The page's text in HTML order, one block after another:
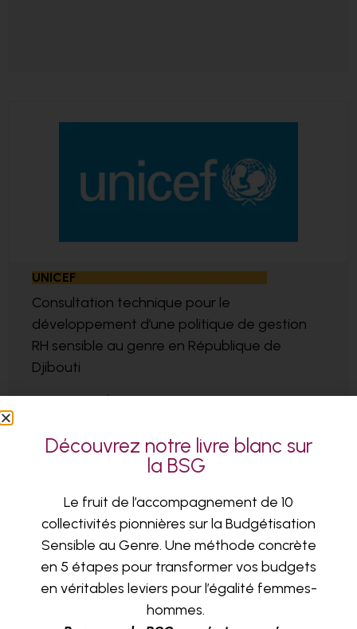
UNICEF
Consultation technique pour le
développement d’une politique de gestion
RH sensible au genre en République de
Djibouti
EN SAVOIR PLUS
Découvrez notre livre blanc sur
la BSG
Le fruit de l’accompagnement de 10
collectivités pionnières sur la Budgétisation
Sensible au Genre. Une méthode concrète
en 5 étapes pour transformer vos budgets
en véritables leviers pour l’égalité femmes-
hommes.